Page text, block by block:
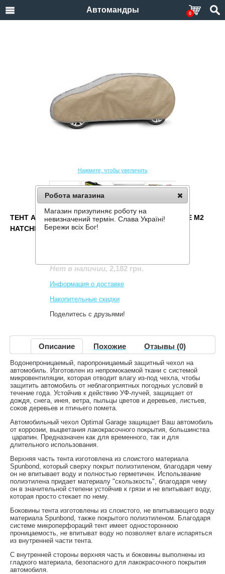
Автомандры 0
Нажмите, чтобы увеличить
ТЕНТ АВТОМОБИЛЬНЫЙ KEGEL OPTIMAL GARAGE M2
HATCHBACK
Нет в наличии, 2,182 грн.
Информация о доставке
Накопительные скидки
Поделитесь с друзьями!
Описание Похожие Отзывы (0)
Водонепроницаемый, паропроницаемый защитный чехол на
автомобиль. Изготовлен из непромокаемой ткани с системой
микровентиляции, которая отводит влагу из-под чехла, чтобы
защитить автомобиль от неблагоприятных погодных условий в
течение года. Устойчив к действию УФ-лучей, защищает от
дождя, снега, инея, ветра, пыльцы цветов и деревьев, листьев,
соков деревьев и птичьего помета.
Автомобильный чехол Optimal Garage защищает Ваш автомобиль
от коррозии, выцветания лакокрасочного покрытия, большинства
царапин. Предназначен как для временного, так и для
длительного использования.
Верхняя часть тента изготовлена ​​из слоистого материала
Spunbond, который сверху покрыт полиэтиленом, благодаря чему
он не впитывает воду и полностью герметичен. Использвание
полиэтилена придает материалу "скользкость", благодаря чему
он в значительной степени устойчив к грязи и не впитывает воду,
которая просто стекает по нему.
Боковины тента изготовлены из слоистого, не впитывающего воду
материала Spunbond, также покрытого полиэтиленом. Благодаря
системе микроперфораций тент имеет одностороннюю
проницаемость, не впитыват воду но позволяет влаге испаряться
из внутренней части тента.
С внутренней стороны верхняя часть и боковины выполнены из
гладкого материала, безопасного для лакокрасочного покрытия
автомобиля.
Робота магазина
Магазин призупиняє роботу на
невизначений термін. Слава Україні!
Бережи всіх Бог!